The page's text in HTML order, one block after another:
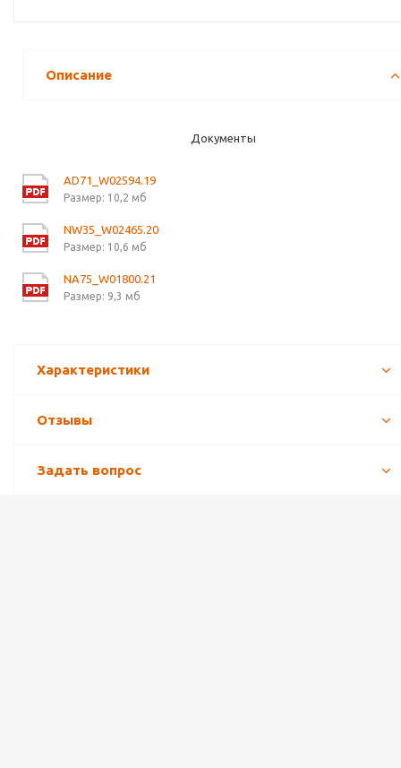
Описание
Документы
AD71_W02594.19
Размер: 10,2 мб
NW35_W02465.20
Размер: 10,6 мб
NA75_W01800.21
Размер: 9,3 мб
Характеристики
Отзывы
Задать вопрос